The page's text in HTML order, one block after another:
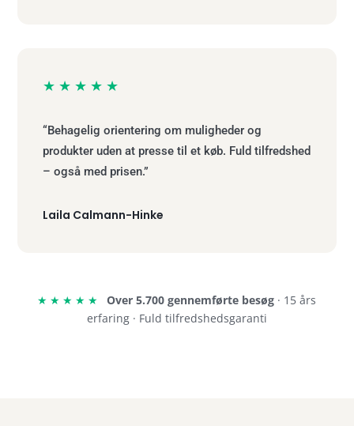
★★★★★
“Behagelig orientering om muligheder og
produkter uden at presse til et køb. Fuld tilfredshed
– også med prisen.”
Laila Calmann-Hinke
★★★★★ Over 5.700 gennemførte besøg · 15 års
erfaring · Fuld tilfredshedsgaranti